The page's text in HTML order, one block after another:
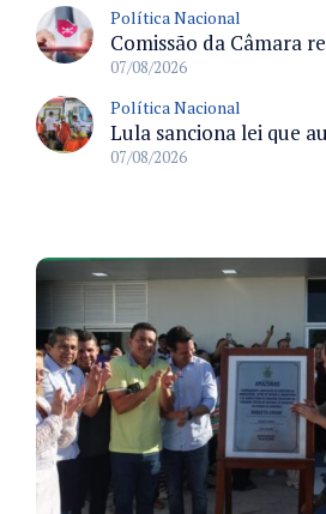
Política Nacional
07/08/2026
Política Nacional
07/08/2026